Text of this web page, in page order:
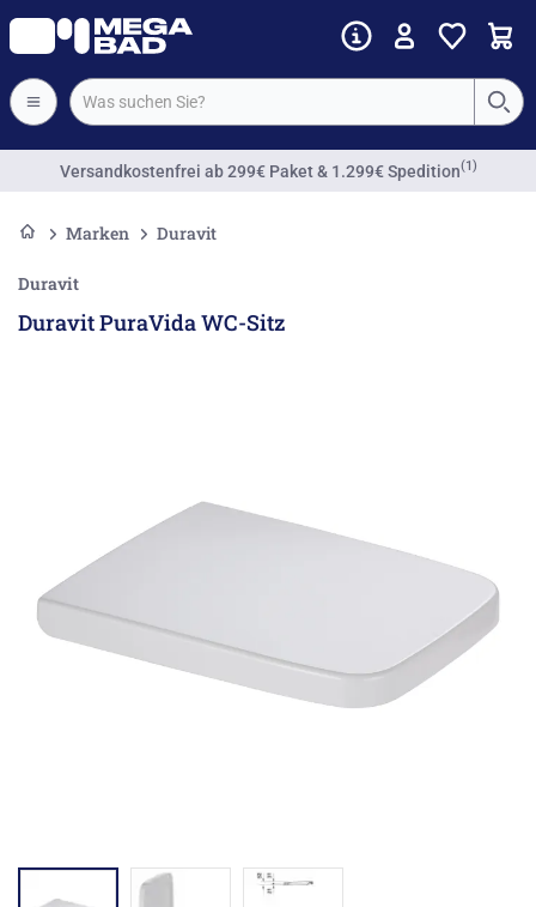
Versandkostenfrei ab 299€ Paket & 1.299€ Spedition(1)
Marken Duravit
Duravit
Duravit PuraVida WC-Sitz